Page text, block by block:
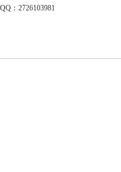
QQ：2726103981